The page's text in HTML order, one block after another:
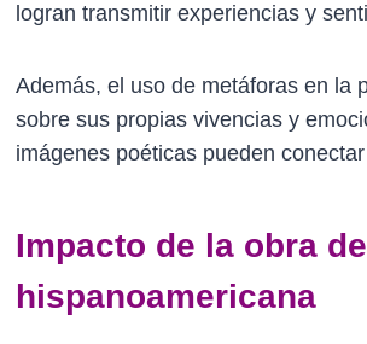
logran transmitir experiencias y
Además, el uso de metáforas en la
sobre sus propias vivencias y
imágenes poéticas pueden
Impacto de la obra
hispanoamericana